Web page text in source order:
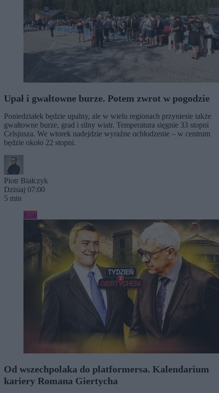
Upał i gwałtowne burze. Potem zwrot w pogodzie
Poniedziałek będzie upalny, ale w wielu regionach przyniesie także
gwałtowne burze, grad i silny wiatr. Temperatura sięgnie 33 stopni
Celsjusza. We wtorek nadejdzie wyraźne ochłodzenie – w centrum
będzie około 22 stopni.
Piotr Białczyk
Dzisiaj 07:00
5 min
Kraj
Od wszechpolaka do platformersa. Kalendarium
kariery Romana Giertycha